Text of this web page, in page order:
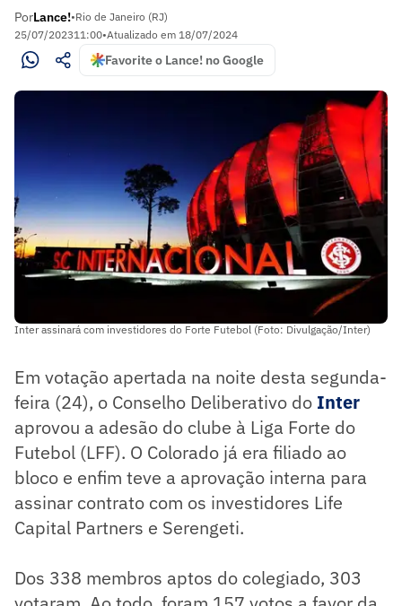
PorLance!•Rio de Janeiro (RJ)
25/07/202311:00•Atualizado em 18/07/2024
Favorite o Lance! no Google
Inter assinará com investidores do Forte Futebol (Foto: Divulgação/Inter)
Em votação apertada na noite desta segunda-
feira (24), o Conselho Deliberativo do Inter
aprovou a adesão do clube à Liga Forte do
Futebol (LFF). O Colorado já era filiado ao
bloco e enfim teve a aprovação interna para
assinar contrato com os investidores Life
Capital Partners e Serengeti.
Dos 338 membros aptos do colegiado, 303